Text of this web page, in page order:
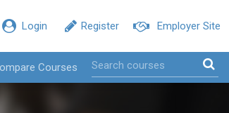
Employer Site
Register
Login
Courses